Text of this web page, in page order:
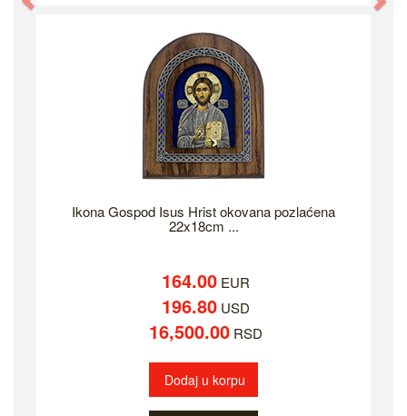
Ikona Gospod Isus Hrist okovana pozlaćena
22x18cm ...
164.00 EUR
196.80 USD
16,500.00 RSD
Dodaj u korpu